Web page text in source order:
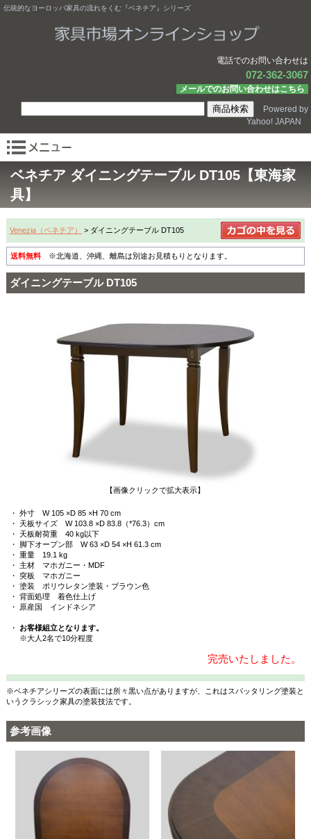
伝統的なヨーロッパ家具の流れをくむ『ベネチア』シリーズ
電話でのお問い合わせは
072-362-3067
メールでのお問い合わせはこちら
Powered by
Yahoo! JAPAN
ベネチア ダイニングテーブル DT105【東海家
具】
Venezia（ベネチア） > ダイニングテーブル DT105
送料無料※北海道、沖縄、離島は別途お見積もりとなります。
ダイニングテーブル DT105
【画像クリックで拡大表示】
・ 外寸 W 105 ×D 85 ×H 70 cm
・ 天板サイズ W 103.8 ×D 83.8（*76.3）cm
・ 天板耐荷重 40 kg以下
・ 脚下オープン部 W 63 ×D 54 ×H 61.3 cm
・ 重量 19.1 kg
・ 主材 マホガニー・MDF
・ 突板 マホガニー
・ 塗装 ポリウレタン塗装・ブラウン色
・ 背面処理 着色仕上げ
・ 原産国 インドネシア
・ お客様組立となります。
※大人2名で10分程度
完売いたしました。
※ベネチアシリーズの表面には所々黒い点がありますが、これはスパッタリング塗装と
いうクラシック家具の塗装技法です。
参考画像